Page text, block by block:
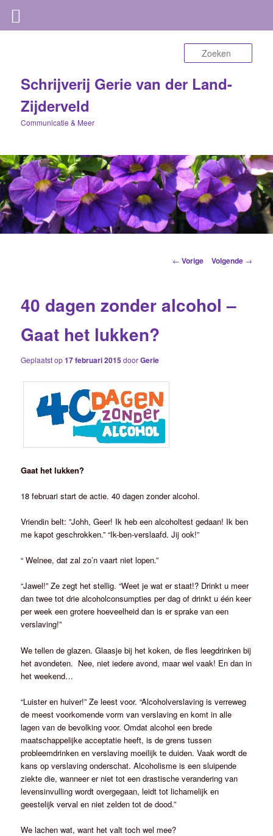
Schrijverij Gerie van der Land-
Zijderveld
Communicatie & Meer
Berichtnavigatie
← Vorige Volgende →
40 dagen zonder alcohol –
Gaat het lukken?
Geplaatst op17 februari 2015 doorGerie
Gaat het lukken?
18 februari start de actie. 40 dagen zonder alcohol.
Vriendin belt: ”Johh, Geer! Ik heb een alcoholtest gedaan! Ik ben
me kapot geschrokken.” “Ik-ben-verslaafd. Jij ook!”
“ Welnee, dat zal zo’n vaart niet lopen.”
“Jawel!” Ze zegt het stellig. “Weet je wat er staat!? Drinkt u meer
dan twee tot drie alcoholconsumpties per dag of drinkt u één keer
per week een grotere hoeveelheid dan is er sprake van een
verslaving!”
We tellen de glazen. Glaasje bij het koken, de fles leegdrinken bij
het avondeten. Nee, niet iedere avond, maar wel vaak! En dan in
het weekend…
“Luister en huiver!” Ze leest voor. “Alcoholverslaving is verreweg
de meest voorkomende vorm van verslaving en komt in alle
lagen van de bevolking voor. Omdat alcohol een brede
maatschappelijke acceptatie heeft, is de grens tussen
probleemdrinken en verslaving moeilijk te duiden. Vaak wordt de
kans op verslaving onderschat. Alcoholisme is een sluipende
ziekte die, wanneer er niet tot een drastische verandering van
levensinvulling wordt overgegaan, leidt tot lichamelijk en
geestelijk verval en niet zelden tot de dood.”
We lachen wat, want het valt toch wel mee?